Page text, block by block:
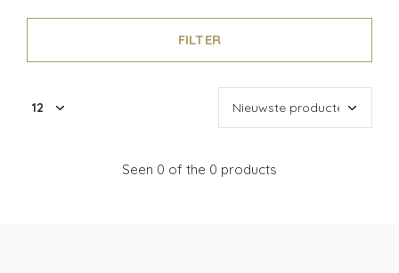
FILTER
Seen 0 of the 0 products